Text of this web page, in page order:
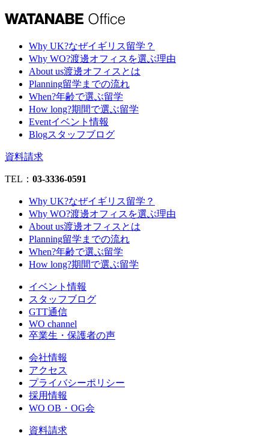
Why UK?なぜイギリス留学？
Why WO?渡邊オフィスを選ぶ理由
About us渡邊オフィスとは
Planning留学までの流れ
When?年齢で選ぶ留学
How long?期間で選ぶ留学
Eventイベント情報
Blogスタッフブログ
資料請求
TEL： 03-3336-0591
Why UK?なぜイギリス留学？
Why WO?渡邊オフィスを選ぶ理由
About us渡邊オフィスとは
Planning留学までの流れ
When?年齢で選ぶ留学
How long?期間で選ぶ留学
イベント情報
スタッフブログ
GTT通信
WO channel
卒業生・保護者の声
会社情報
アクセス
プライバシーポリシー
採用情報
WO OB・OG会
資料請求